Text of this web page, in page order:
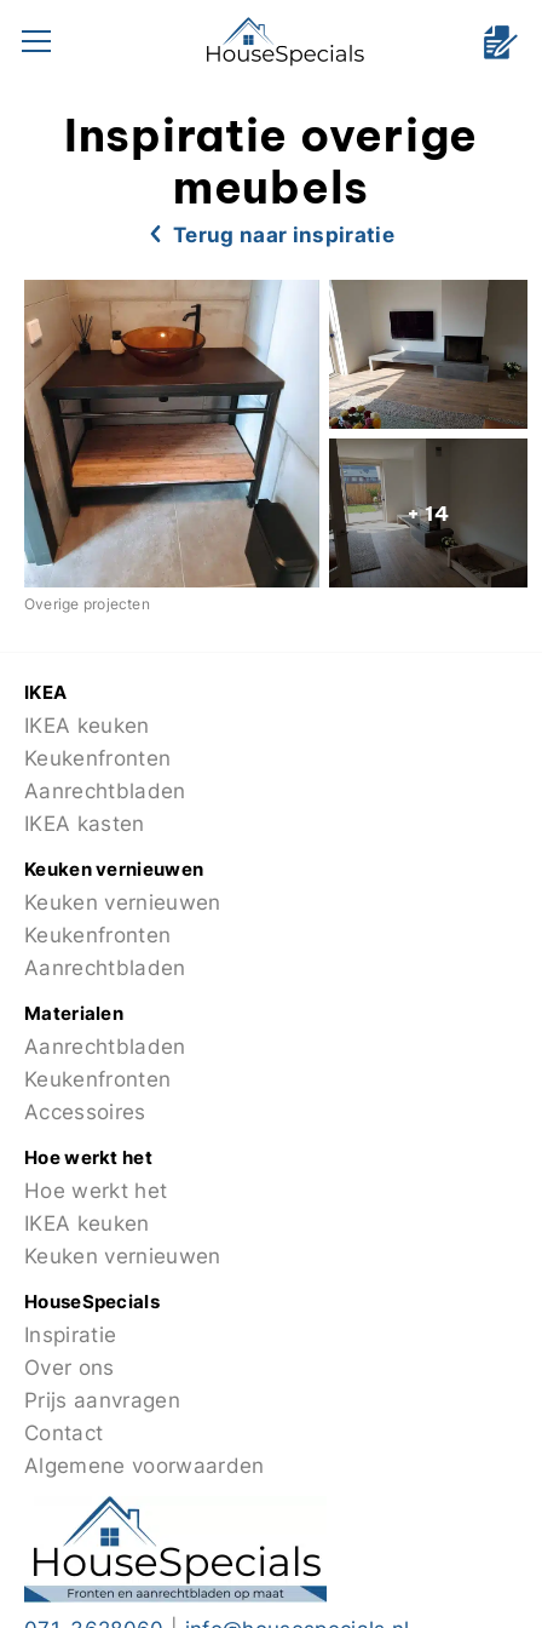
Inspiratie overige
meubels
Terug naar inspiratie
+ 14
Overige projecten
IKEA
IKEA keuken
Keukenfronten
Aanrechtbladen
IKEA kasten
Keuken vernieuwen
Keuken vernieuwen
Keukenfronten
Aanrechtbladen
Materialen
Aanrechtbladen
Keukenfronten
Accessoires
Hoe werkt het
Hoe werkt het
IKEA keuken
Keuken vernieuwen
HouseSpecials
Inspiratie
Over ons
Prijs aanvragen
Contact
Algemene voorwaarden